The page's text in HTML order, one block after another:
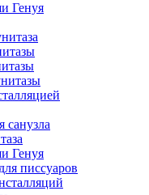
Генуя
Генуя
писсуаров